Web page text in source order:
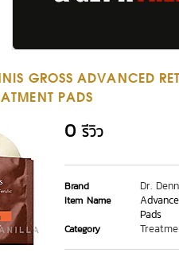
GROSS ADVANCED
PADS
0 รีวิว
Brand Dr.
Item Name
Pads
Category